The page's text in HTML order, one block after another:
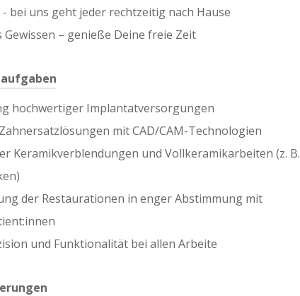
bei uns geht jeder rechtzeitig nach Hause
– genieße Deine freie Zeit
hochwertiger Implantatversorgungen
mit CAD/CAM-Technologien
Keramikverblendungen und Vollkeramikarbeiten (z. B.
der Restaurationen in enger Abstimmung mit
und Funktionalität bei allen Arbeite